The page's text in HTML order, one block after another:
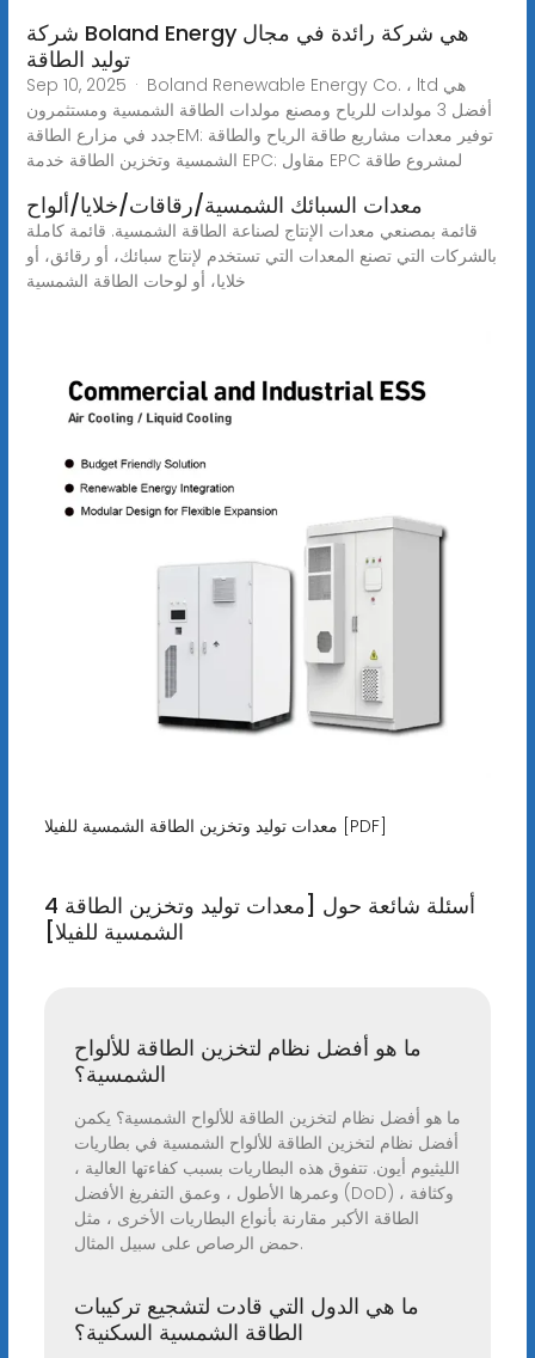
شركة Boland Energy هي شركة رائدة في مجال
توليد الطاقة
Sep 10, 2025 · Boland Renewable Energy Co. ، ltd هي
أفضل 3 مولدات للرياح ومصنع مولدات الطاقة الشمسية ومستثمرون
جدد في مزارع الطاقةEM: توفير معدات مشاريع طاقة الرياح والطاقة
الشمسية وتخزين الطاقة خدمة EPC: مقاول EPC لمشروع طاقة
معدات السبائك الشمسية/رقاقات/خلايا/ألواح
قائمة بمصنعي معدات الإنتاج لصناعة الطاقة الشمسية. قائمة كاملة
بالشركات التي تصنع المعدات التي تستخدم لإنتاج سبائك، أو رقائق، أو
خلايا، أو لوحات الطاقة الشمسية
معدات توليد وتخزين الطاقة الشمسية للفيلا [PDF]
4 أسئلة شائعة حول [معدات توليد وتخزين الطاقة
الشمسية للفيلا]
ما هو أفضل نظام لتخزين الطاقة للألواح
الشمسية؟
ما هو أفضل نظام لتخزين الطاقة للألواح الشمسية؟ يكمن
أفضل نظام لتخزين الطاقة للألواح الشمسية في بطاريات
الليثيوم أيون. تتفوق هذه البطاريات بسبب كفاءتها العالية ،
وعمرها الأطول ، وعمق التفريغ الأفضل (DoD) ، وكثافة
الطاقة الأكبر مقارنة بأنواع البطاريات الأخرى ، مثل
حمض الرصاص على سبيل المثال.
ما هي الدول التي قادت لتشجيع تركيبات
الطاقة الشمسية السكنية؟